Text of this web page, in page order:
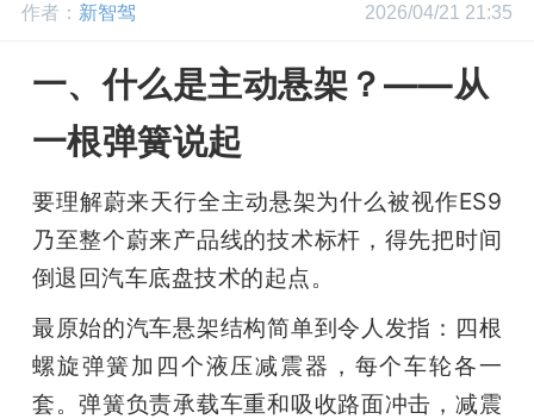
网
公
开
课
动
作者： 新智驾 2026/04/21 21:35
一、什么是主动悬架？——从
一根弹簧说起
要理解蔚来天行全主动悬架为什么被视作ES9
乃至整个蔚来产品线的技术标杆，得先把时间
倒退回汽车底盘技术的起点。
最原始的汽车悬架结构简单到令人发指：四根
螺旋弹簧加四个液压减震器，每个车轮各一
套。弹簧负责承载车重和吸收路面冲击，减震